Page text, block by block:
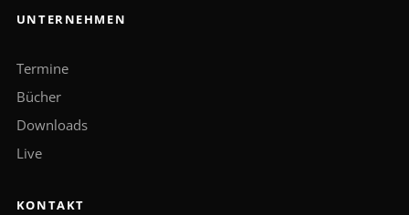
UNTERNEHMEN
Termine
Bücher
Downloads
Live
KONTAKT